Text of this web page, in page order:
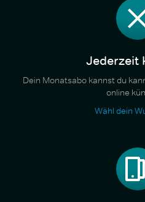
Jederzeit
Dein Monatsabo kannst du
online
Wähl dein